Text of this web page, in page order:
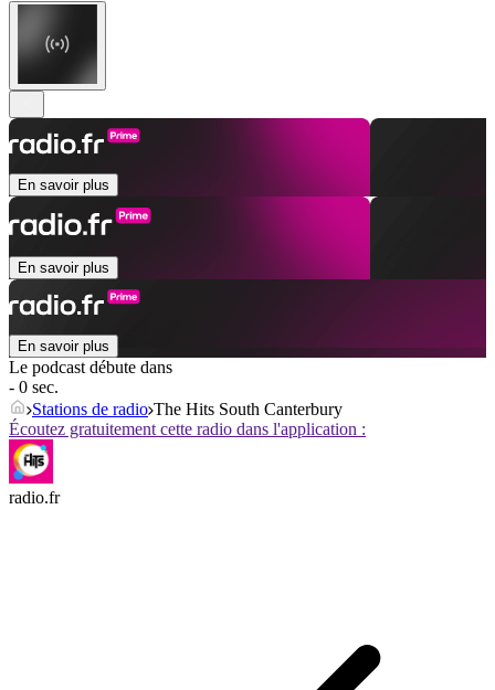
En savoir plus
En savoir plus
En savoir plus
Le podcast débute dans
- 0 sec.
Stations de radio The Hits South Canterbury
Écoutez gratuitement cette radio dans l'application :
radio.fr